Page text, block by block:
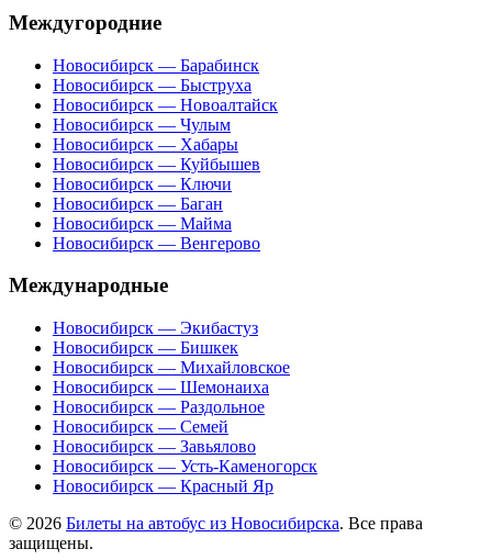
Междугородние
Новосибирск — Барабинск
Новосибирск — Быструха
Новосибирск — Новоалтайск
Новосибирск — Чулым
Новосибирск — Хабары
Новосибирск — Куйбышев
Новосибирск — Ключи
Новосибирск — Баган
Новосибирск — Майма
Новосибирск — Венгерово
Международные
Новосибирск — Экибастуз
Новосибирск — Бишкек
Новосибирск — Михайловское
Новосибирск — Шемонаиха
Новосибирск — Раздольное
Новосибирск — Семей
Новосибирск — Завьялово
Новосибирск — Усть-Каменогорск
Новосибирск — Красный Яр
© 2026 Билеты на автобус из Новосибирска. Все права
защищены.